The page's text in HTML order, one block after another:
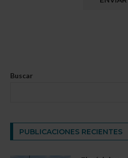
Buscar
PUBLICACIONES RECIENTES